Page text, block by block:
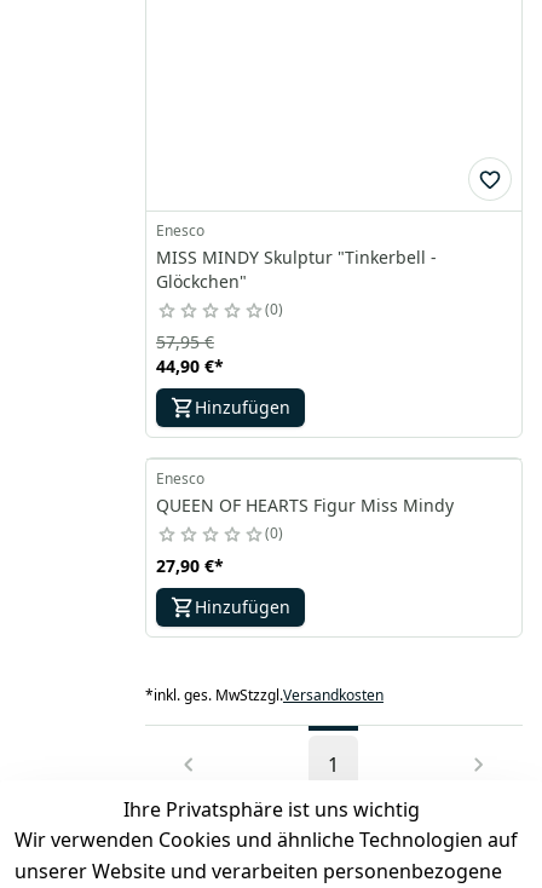
Enesco
MISS MINDY Skulptur "Tinkerbell -
Glöckchen"
0
44,90 €*
57,95 €
Hinzufügen
Enesco
QUEEN OF HEARTS Figur Miss Mindy
0
27,90 €*
Hinzufügen
*inkl. ges. MwStzzgl.Versandkosten
1
Ihre Privatsphäre ist uns wichtig
Wir verwenden Cookies und ähnliche Technologien auf
unserer Website und verarbeiten personenbezogene